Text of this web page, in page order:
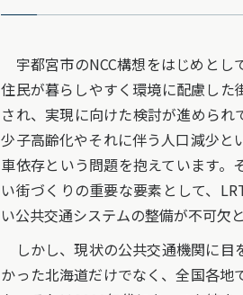
宇都宮市のNCC構想をはじめとし
住民が暮らしやすく環境に配慮した
され、実現に向けた検討が進められ
少子高齢化やそれに伴う人口減少と
車依存という問題を抱えています。
い街づくりの重要な要素として、
い公共交通システムの整備が不可欠と
しかし、現状の公共交通機関に目
かった北海道だけでなく、全国各地